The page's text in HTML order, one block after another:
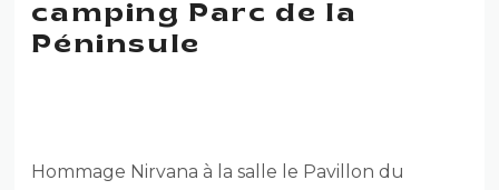
camping Parc de la
Péninsule
Hommage Nirvana à la salle le Pavillon du